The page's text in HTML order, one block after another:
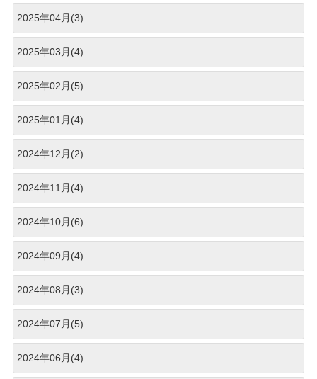
2025年04月(3)
2025年03月(4)
2025年02月(5)
2025年01月(4)
2024年12月(2)
2024年11月(4)
2024年10月(6)
2024年09月(4)
2024年08月(3)
2024年07月(5)
2024年06月(4)